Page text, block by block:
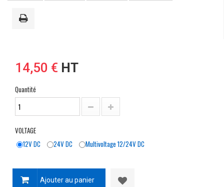
14,50 € HT
Quantité
VOLTAGE
12V DC
24V DC Multivoltage 12/24V DC
Ajouter au panier